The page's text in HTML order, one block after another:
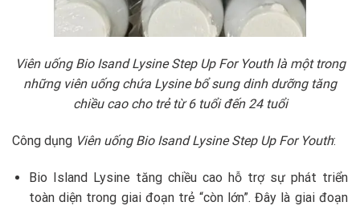
Viên uống Bio Isand Lysine Step Up For Youth là một trong
những viên uống chứa Lysine bổ sung dinh dưỡng tăng
chiều cao cho trẻ từ 6 tuổi đến 24 tuổi
Công dụng Viên uống Bio Isand Lysine Step Up For Youth:
Bio Island Lysine tăng chiều cao hỗ trợ sự phát triển
toàn diện trong giai đoạn trẻ “còn lớn”. Đây là giai đoạn